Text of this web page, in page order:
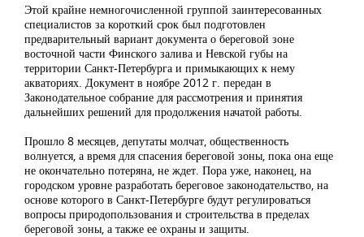
Этой крайне немногочисленной группой заинтересованных
специалистов за короткий срок был подготовлен
предварительный вариант документа о береговой зоне
восточной части Финского залива и Невской губы на
территории Санкт-Петербурга и примыкающих к нему
акваториях. Документ в ноябре 2012 г. передан в
Законодательное собрание для рассмотрения и принятия
дальнейших решений для продолжения начатой работы.
Прошло 8 месяцев, депутаты молчат, общественность
волнуется, а время для спасения береговой зоны, пока она еще
не окончательно потеряна, не ждет. Пора уже, наконец, на
городском уровне разработать береговое законодательство, на
основе которого в Санкт-Петербурге будут регулироваться
вопросы природопользования и строительства в пределах
береговой зоны, а также ее охраны и защиты.